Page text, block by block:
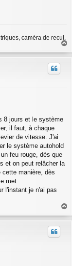
caméra de recul,
a
u
8 jours et le système
il faut, à chaque
de vitesse. J'ai
le système autohold
feu rouge, dès que
et on peut relâcher la
manière, dès
met
l'instant je n'ai pas
a
u